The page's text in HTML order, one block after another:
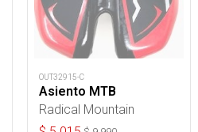
OUT32915-C
Asiento MTB
Radical Mountain